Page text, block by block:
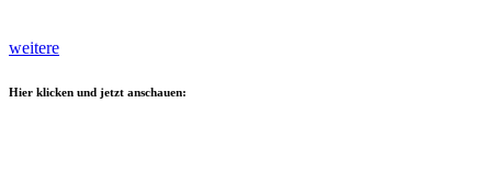
weitere
Hier klicken und jetzt anschauen: